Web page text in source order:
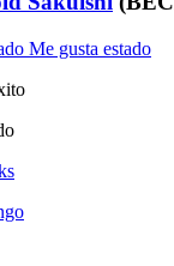
Me gusta estado